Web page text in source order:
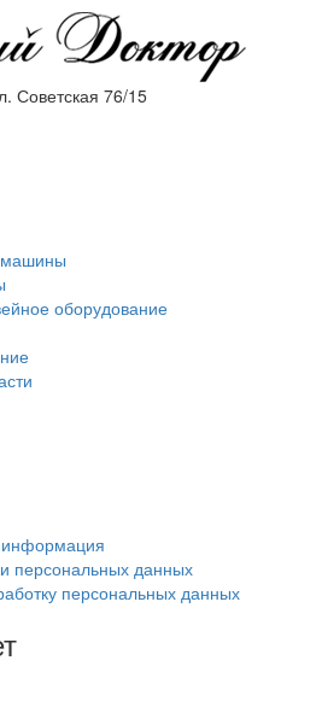
Советская 76/15
оборудование
информация
персональных данных
персональных данных